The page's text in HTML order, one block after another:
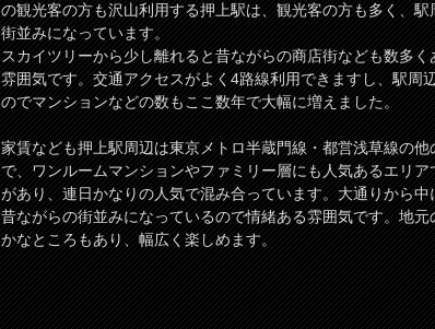
の観光客の方も沢山利用する押上駅は、観光客の方も多く、
街並みになっています。
スカイツリーから少し離れると昔ながらの商店街なども数多
雰囲気です。交通アクセスがよく4路線利用できますし、駅周
のでマンションなどの数もここ数年で大幅に増えました。
家賃なども押上駅周辺は東京メトロ半蔵門線・都営浅草線の
で、ワンルームマンションやファミリー層にも人気あるエリ
があり、連日かなりの人気で混み合っています。大通りから
昔ながらの街並みになっているので情緒ある雰囲気です。地
かなところもあり、幅広く楽しめます。